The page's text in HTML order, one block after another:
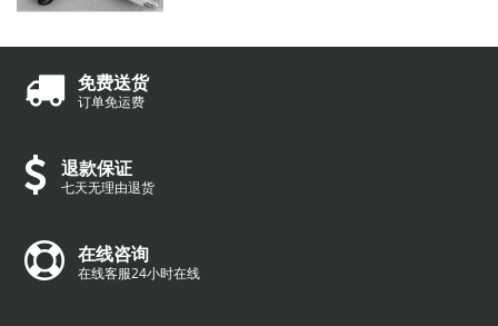
免费送货
订单免运费
退款保证
七天无理由退货
在线咨询
在线客服24小时在线